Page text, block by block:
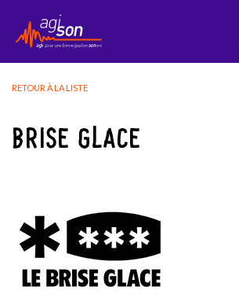
RETOUR À LA LISTE
BRISE GLACE